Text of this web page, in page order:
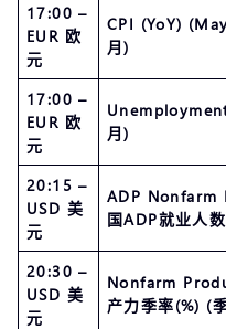
17:00 –
EUR 欧
元
CPI (YoY)
月)
17:00 –
EUR 欧
元
月)
20:15 –
USD 美
元
ADP Nonfarm
国ADP就业人
20:30 –
USD 美
元
Nonfarm
产力季率(%) (